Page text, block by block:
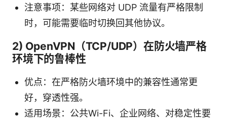
注意事项：某些网络对 UDP 流量有严格限制
时，可能需要临时切换回其他协议。
2) OpenVPN（TCP/UDP）在防火墙严格
环境下的鲁棒性
优点：在严格防火墙环境中的兼容性通常更
好，穿透性强。
适用场景：公共Wi-Fi、企业网络、对稳定性要